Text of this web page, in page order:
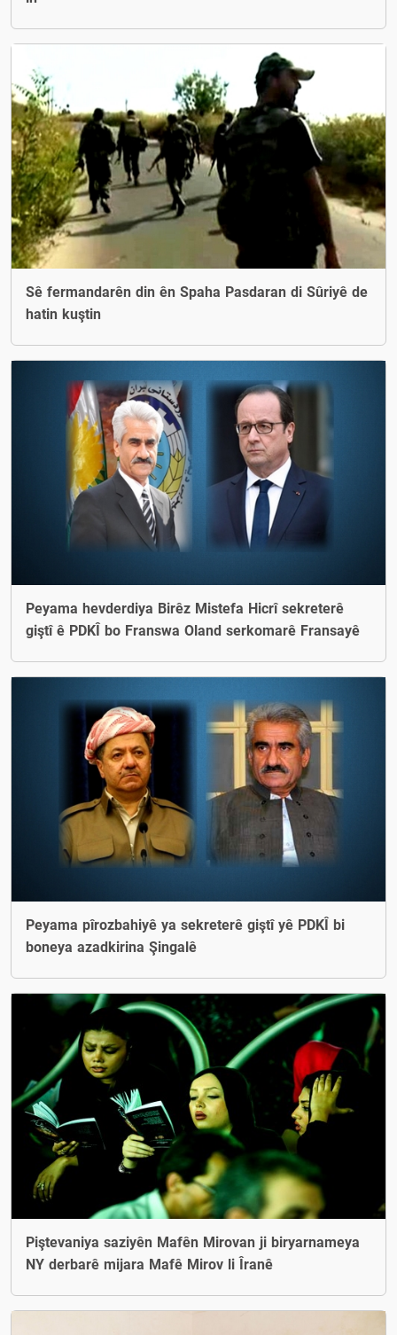
Sê fermandarên din ên Spaha Pasdaran di Sûriyê de
hatin kuştin
Peyama hevderdiya Birêz Mistefa Hicrî sekreterê
giştî ê PDKÎ bo Franswa Oland serkomarê Fransayê
Peyama pîrozbahiyê ya sekreterê giştî yê PDKÎ bi
boneya azadkirina Şingalê
Piştevaniya saziyên Mafên Mirovan ji biryarnameya
NY derbarê mijara Mafê Mirov li Îranê